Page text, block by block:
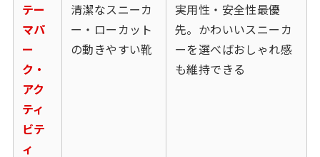
テー
マパ
ー
ク・
アク
ティ
ビテ
ィ
清潔なスニーカ
ー・ローカット
の動きやすい靴
実用性・安全性最優
先。かわいいスニーカ
ーを選べばおしゃれ感
も維持できる